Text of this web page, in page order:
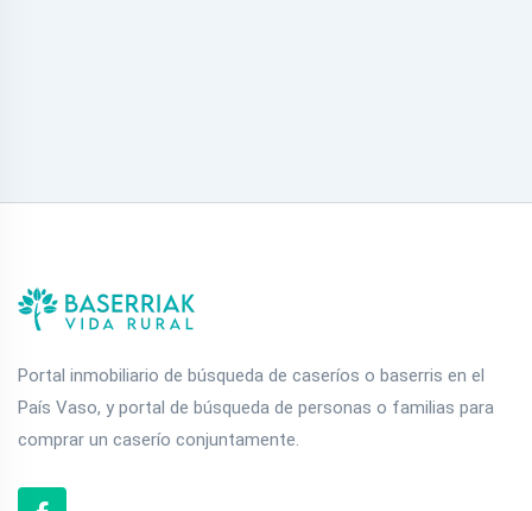
Portal inmobiliario de búsqueda de caseríos o baserris en el
País Vaso, y portal de búsqueda de personas o familias para
comprar un caserío conjuntamente.